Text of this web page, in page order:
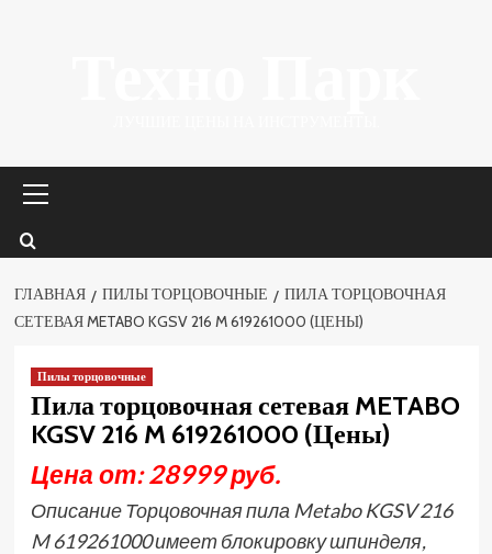
меню
ГЛАВНАЯ ПИЛЫ ТОРЦОВОЧНЫЕ
ПИЛА ТОРЦОВОЧНАЯ
СЕТЕВАЯ METABO KGSV 216 M 619261000 (ЦЕНЫ)
Пилы торцовочные
Пила торцовочная сетевая METABO
KGSV 216 M 619261000 (Цены)
Цена от: 28999 руб.
Описание Торцовочная пила Metabo KGSV 216
M 619261000 имеет блокировку шпинделя,